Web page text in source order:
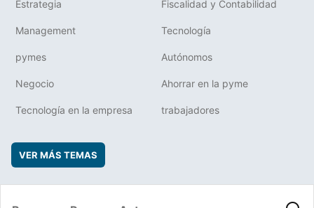
Estrategia Fiscalidad y Contabilidad
Management Tecnología
pymes Autónomos
Negocio Ahorrar en la pyme
Tecnología en la empresa trabajadores
VER MÁS TEMAS